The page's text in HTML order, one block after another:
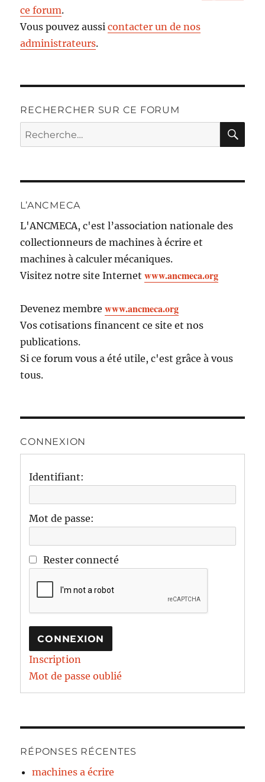
ce forum.
Vous pouvez aussicontacter un de nos
administrateurs.
RECHERCHER SUR CE FORUM
Recherche
pour :
L’ANCMECA
L'ANCMECA, c'est l’association nationale des
collectionneurs de machines à écrire et
machines à calculer mécaniques.
Visitez notre site Internetwww.ancmeca.org
Devenez membrewww.ancmeca.org
Vos cotisations financent ce site et nos
publications.
Si ce forum vous a été utile, c'est grâce à vous
tous.
CONNEXION
Identifiant:
Mot de passe:
Rester connecté
CONNEXION
Inscription
Mot de passe oublié
RÉPONSES RÉCENTES
machines a écrire